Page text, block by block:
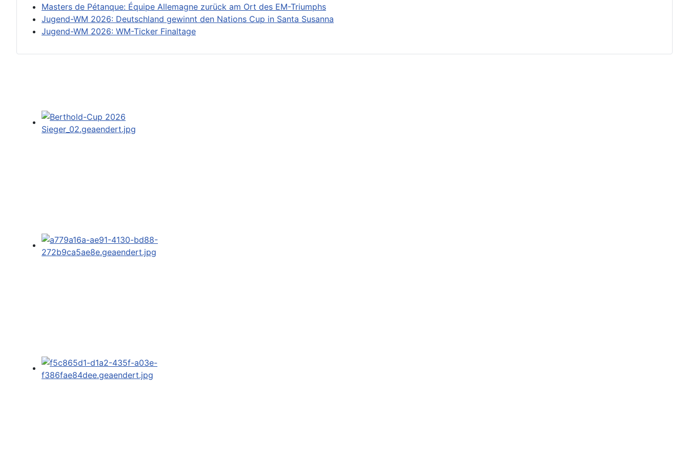
Masters de Pétanque: Équipe Allemagne zurück am Ort des EM-Triumphs
Jugend-WM 2026: Deutschland gewinnt den Nations Cup in Santa Susanna
Jugend-WM 2026: WM-Ticker Finaltage